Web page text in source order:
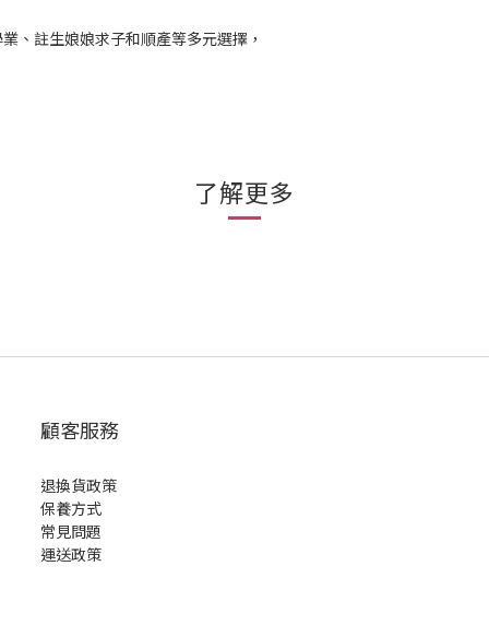
、註生娘娘求子和順產等多元選擇，
了解更多
顧客服務
退換貨政策
保養方式
常見問題
運送政策